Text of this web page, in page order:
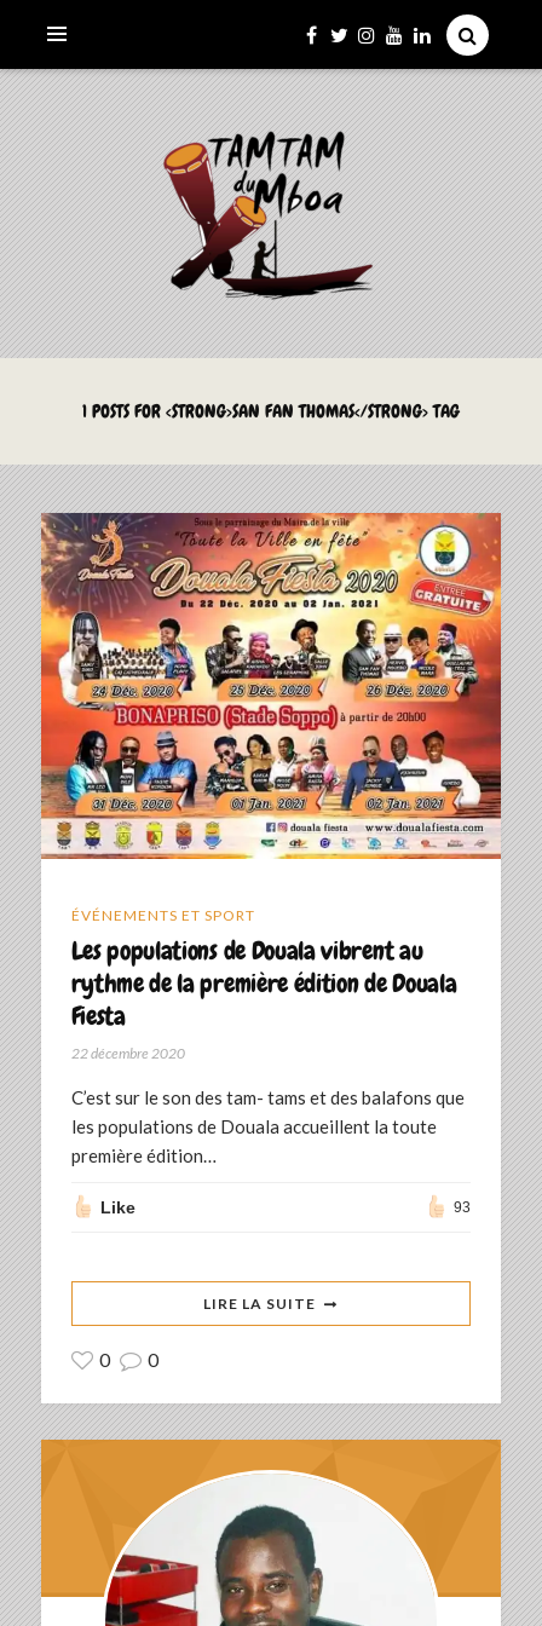
LE TAMTAM DU MBOA
La Culture du Mboa Dévoilée !
1 POSTS FOR <STRONG>SAN FAN THOMAS</STRONG> TAG
ÉVÉNEMENTS ET SPORT
Les populations de Douala vibrent au
rythme de la première édition de Douala
Fiesta
22 décembre 2020
C’est sur le son des tam- tams et des balafons que
les populations de Douala accueillent la toute
première édition…
Like 93
LIRE LA SUITE
0 0